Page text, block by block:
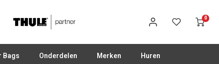
0
Bags Onderdelen Merken Huren